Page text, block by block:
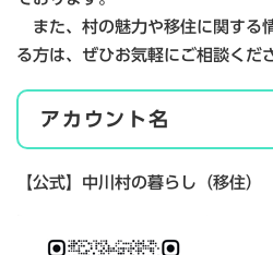
また、村の魅力や移住に関する
る方は、ぜひお気軽にご相談くだ
アカウント名
【公式】中川村の暮らし（移住）